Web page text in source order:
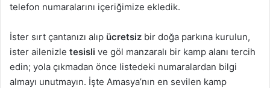
telefon numaralarını içeriğimize ekledik.
İster sırt çantanızı alıp ücretsiz bir doğa parkına kurulun,
ister ailenizle tesisli ve göl manzaralı bir kamp alanı tercih
edin; yola çıkmadan önce listedeki numaralardan bilgi
almayı unutmayın. İşte Amasya’nın en sevilen kamp